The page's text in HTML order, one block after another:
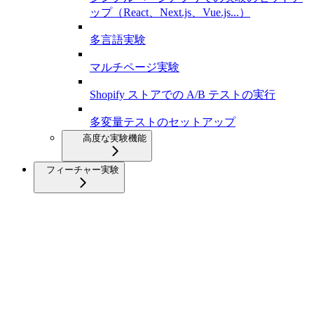
ップ（React、Next.js、Vue.js...）
多言語実験
マルチページ実験
Shopify ストアでの A/B テストの実行
多変量テストのセットアップ
高度な実験機能
フィーチャー実験